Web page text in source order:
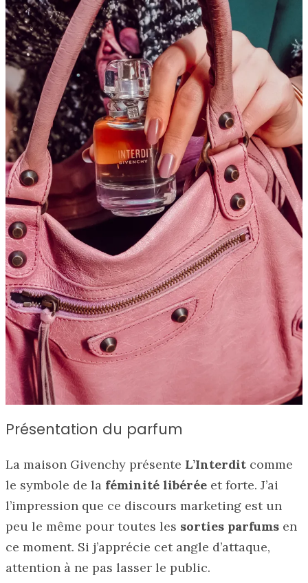
Présentation du parfum
La maison Givenchy présente L’Interdit comme
le symbole de la féminité libérée et forte. J’ai
l’impression que ce discours marketing est un
peu le même pour toutes les sorties parfums en
ce moment. Si j’apprécie cet angle d’attaque,
attention à ne pas lasser le public.